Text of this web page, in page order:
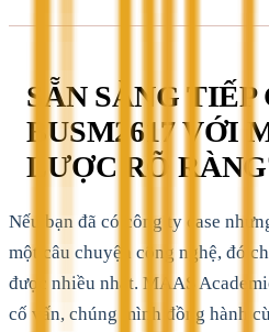
SẴN SÀNG TIẾP
BUSM2617 VỚI
LƯỢC RÕ
Nếu bạn đã có công ty case
một câu chuyện công nghệ, đó
được nhiều nhất. MAAS
cố vấn, chúng mình đồng hành